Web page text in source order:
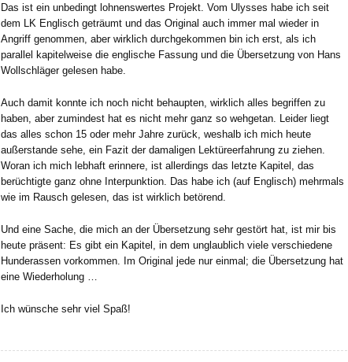
Das ist ein unbedingt lohnenswertes Projekt. Vom Ulysses habe ich seit
dem LK Englisch geträumt und das Original auch immer mal wieder in
Angriff genommen, aber wirklich durchgekommen bin ich erst, als ich
parallel kapitelweise die englische Fassung und die Übersetzung von Hans
Wollschläger gelesen habe.
Auch damit konnte ich noch nicht behaupten, wirklich alles begriffen zu
haben, aber zumindest hat es nicht mehr ganz so wehgetan. Leider liegt
das alles schon 15 oder mehr Jahre zurück, weshalb ich mich heute
außerstande sehe, ein Fazit der damaligen Lektüreerfahrung zu ziehen.
Woran ich mich lebhaft erinnere, ist allerdings das letzte Kapitel, das
berüchtigte ganz ohne Interpunktion. Das habe ich (auf Englisch) mehrmals
wie im Rausch gelesen, das ist wirklich betörend.
Und eine Sache, die mich an der Übersetzung sehr gestört hat, ist mir bis
heute präsent: Es gibt ein Kapitel, in dem unglaublich viele verschiedene
Hunderassen vorkommen. Im Original jede nur einmal; die Übersetzung hat
eine Wiederholung …
Ich wünsche sehr viel Spaß!